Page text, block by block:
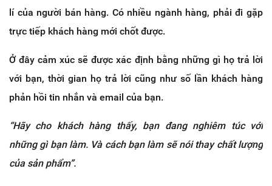
lí của người bán hàng. Có nhiều ngành hàng, phải đi gặp
trực tiếp khách hàng mới chốt được.
Ở đây cảm xúc sẽ được xác định bằng những gì họ trả lời
với bạn, thời gian họ trả lời cũng như số lần khách hàng
phản hồi tin nhắn và email của bạn.
“Hãy cho khách hàng thấy, bạn đang nghiêm túc với
những gì bạn làm. Và cách bạn làm sẽ nói thay chất lượng
của sản phẩm”.